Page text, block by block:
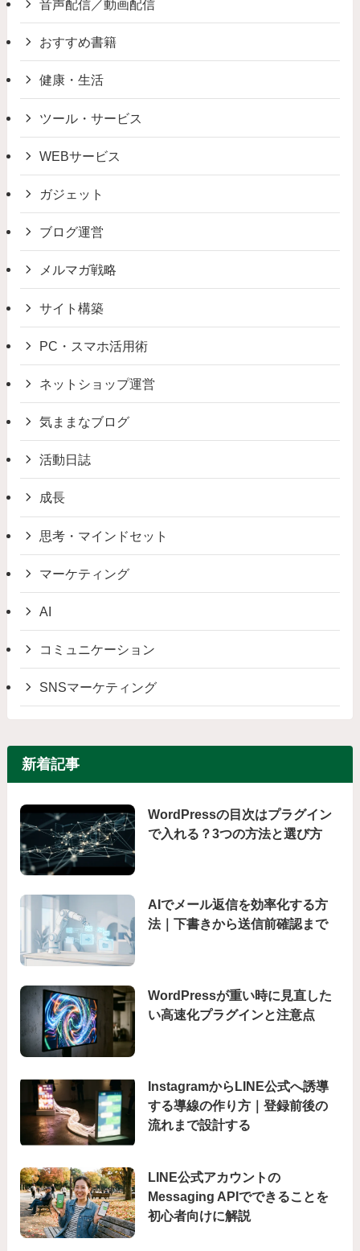
音声配信／動画配信
おすすめ書籍
健康・生活
ツール・サービス
WEBサービス
ガジェット
ブログ運営
メルマガ戦略
サイト構築
PC・スマホ活用術
ネットショップ運営
気ままなブログ
活動日誌
成長
思考・マインドセット
マーケティング
AI
コミュニケーション
SNSマーケティング
新着記事
WordPressの目次はプラグイン
で入れる？3つの方法と選び方
AIでメール返信を効率化する方
法｜下書きから送信前確認まで
WordPressが重い時に見直した
い高速化プラグインと注意点
InstagramからLINE公式へ誘導
する導線の作り方｜登録前後の
流れまで設計する
LINE公式アカウントの
Messaging APIでできることを
初心者向けに解説